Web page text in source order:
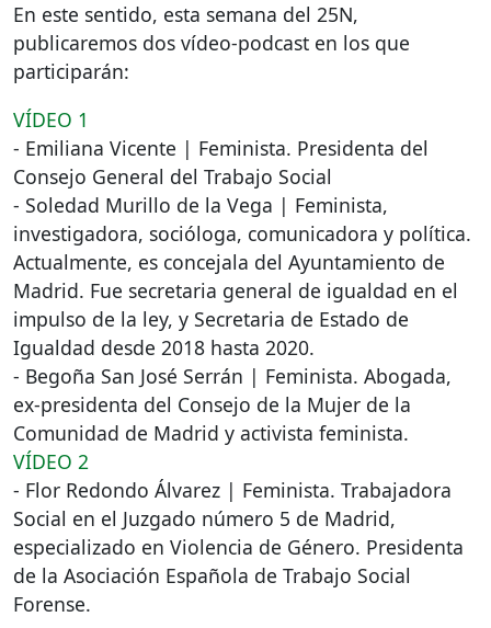
En este sentido, esta semana del 25N,
publicaremos dos vídeo-podcast en los que
participarán:
VÍDEO 1
- Emiliana Vicente | Feminista. Presidenta del
Consejo General del Trabajo Social
- Soledad Murillo de la Vega | Feminista,
investigadora, socióloga, comunicadora y política.
Actualmente, es concejala del Ayuntamiento de
Madrid. Fue secretaria general de igualdad en el
impulso de la ley, y Secretaria de Estado de
Igualdad desde 2018 hasta 2020.
- Begoña San José Serrán | Feminista. Abogada,
ex-presidenta del Consejo de la Mujer de la
Comunidad de Madrid y activista feminista.
VÍDEO 2
- Flor Redondo Álvarez | Feminista. Trabajadora
Social en el Juzgado número 5 de Madrid,
especializado en Violencia de Género. Presidenta
de la Asociación Española de Trabajo Social
Forense.